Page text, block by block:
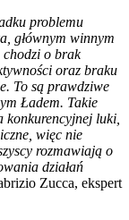
problemu
głównym winnym
chodzi o brak
oraz braku
To są prawdziwe
Ładem. Takie
konkurencyjnej luki,
więc nie
rozmawiają o
działań
Zucca, ekspert